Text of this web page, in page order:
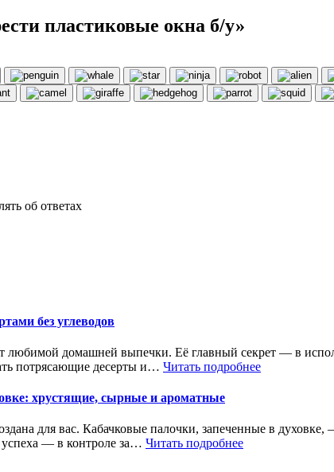
пластиковые окна б/у»
об ответах
без углеводов
любимой домашней выпечки. Её главный секрет — в
потрясающие десерты и… Читать подробнее
хрустящие, сырные и ароматные
для вас. Кабачковые палочки, запеченные в
успеха — в контроле за… Читать подробнее